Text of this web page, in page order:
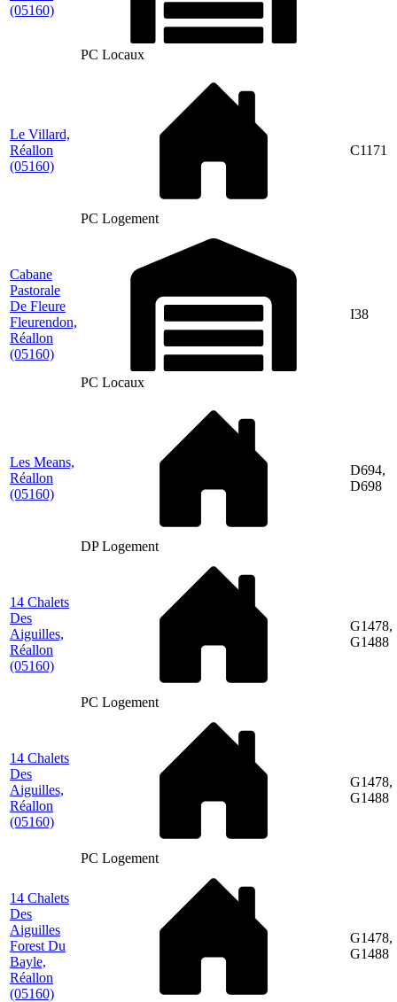
(05160)
PC Locaux
Le Villard,
Réallon
(05160)
PC Logement
C1171
Cabane
Pastorale
De Fleure
Fleurendon,
Réallon
(05160)
PC Locaux
I38
Les Means,
Réallon
(05160)
DP Logement
D694,
D698
14 Chalets
Des
Aiguilles,
Réallon
(05160)
PC Logement
G1478,
G1488
14 Chalets
Des
Aiguilles,
Réallon
(05160)
PC Logement
G1478,
G1488
14 Chalets
Des
Aiguilles
Forest Du
Bayle,
Réallon
(05160)
G1478,
G1488